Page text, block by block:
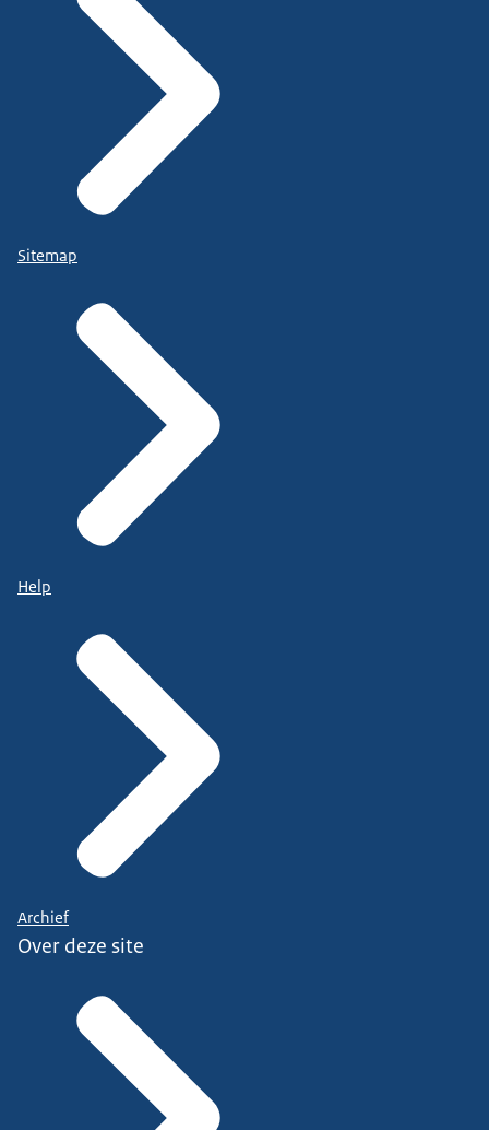
Sitemap
Help
Archief
Over deze site